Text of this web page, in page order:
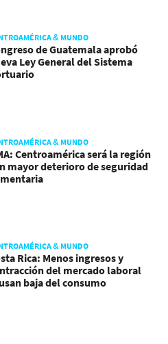
& MUNDO
de Guatemala aprobó
Ley General del Sistema
& MUNDO
Centroamérica será la región
mayor deterioro de seguridad
& MUNDO
Rica: Menos ingresos y
del mercado laboral
baja del consumo